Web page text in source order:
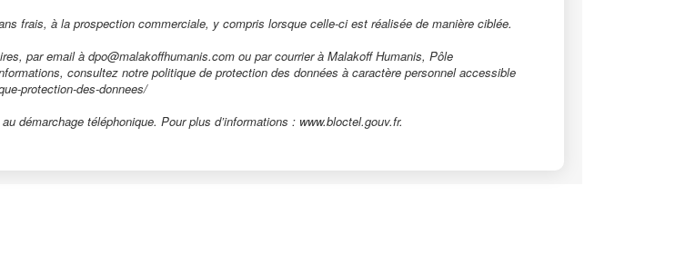
frais, à la prospection commerciale, y compris lorsque celle-ci est réalisée de manière ciblée.
par email à dpo@malakoffhumanis.com ou par courrier à Malakoff Humanis, Pôle
consultez notre politique de protection des données à caractère personnel accessible
protection-des-donnees/
démarchage téléphonique. Pour plus d’informations : www.bloctel.gouv.fr.